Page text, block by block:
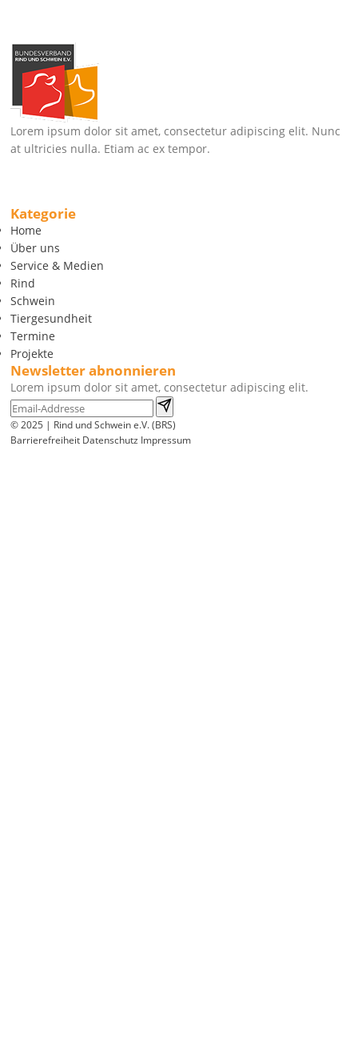
Lorem ipsum dolor sit amet, consectetur adipiscing elit. Nunc
at ultricies nulla. Etiam ac ex tempor.
Kategorie
Home
Über uns
Service & Medien
Rind
Schwein
Tiergesundheit
Termine
Projekte
Newsletter abnonnieren
Lorem ipsum dolor sit amet, consectetur adipiscing elit.
© 2025 | Rind und Schwein e.V. (BRS)
Barrierefreiheit Datenschutz Impressum